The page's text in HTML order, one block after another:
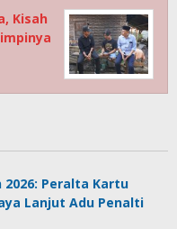
Kisah
2026: Peralta Kartu
Lanjut Adu Penalti